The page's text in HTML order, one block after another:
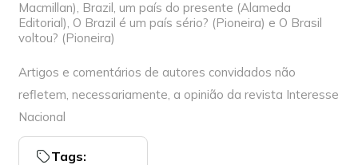
Macmillan), Brazil, um país do presente (Alameda
Editorial), O Brazil é um país sério? (Pioneira) e O Brasil
voltou? (Pioneira)
Artigos e comentários de autores convidados não
refletem, necessariamente, a opinião da revista Interesse
Nacional
Tags: